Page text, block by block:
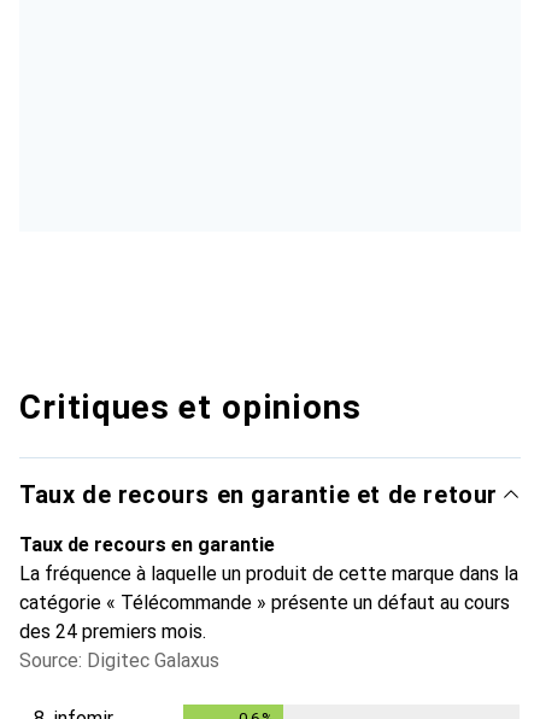
Critiques et opinions
Taux de recours en garantie et de retour
Taux de recours en garantie
La fréquence à laquelle un produit de cette marque dans la
catégorie « Télécommande » présente un défaut au cours
des 24 premiers mois.
Source: Digitec Galaxus